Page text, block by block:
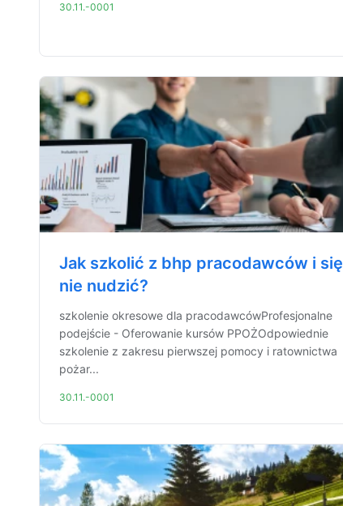
30.11.-0001
Jak szkolić z bhp pracodawców i się
nie nudzić?
szkolenie okresowe dla pracodawcówProfesjonalne
podejście - Oferowanie kursów PPOŻOdpowiednie
szkolenie z zakresu pierwszej pomocy i ratownictwa
pożar...
30.11.-0001